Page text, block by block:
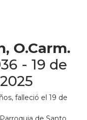
O.Carm.
- 19 de
falleció el 19 de